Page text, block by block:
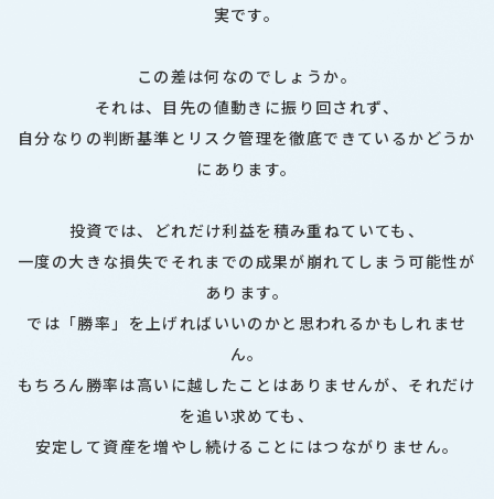
実です。
この差は何なのでしょうか。
それは、目先の値動きに振り回されず、
自分なりの判断基準とリスク管理を徹底できているかどうか
にあります。
投資では、どれだけ利益を積み重ねていても、
一度の大きな損失でそれまでの成果が崩れてしまう可能性が
あります。
では「勝率」を上げればいいのかと思われるかもしれませ
ん。
もちろん勝率は高いに越したことはありませんが、それだけ
を追い求めても、
安定して資産を増やし続けることにはつながりません。